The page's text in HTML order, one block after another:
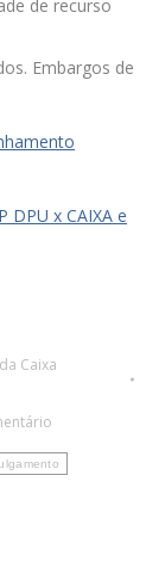
de recurso
Embargos de
DPU x CAIXA e
Caixa